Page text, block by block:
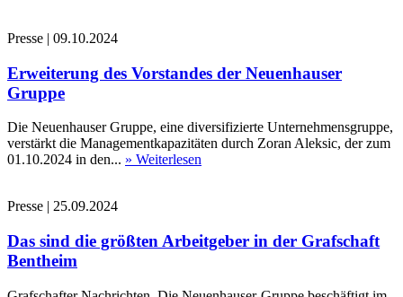
Presse | 09.10.2024
Erweiterung des Vorstandes der Neuenhauser
Gruppe
Die Neuenhauser Gruppe, eine diversifizierte Unternehmensgruppe,
verstärkt die Managementkapazitäten durch Zoran Aleksic, der zum
01.10.2024 in den... » Weiterlesen
Presse | 25.09.2024
Das sind die größten Arbeitgeber in der Grafschaft
Bentheim